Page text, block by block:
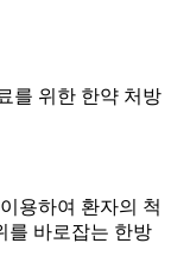
를 위한 한약 처방
용하여 환자의 척
를 바로잡는 한방